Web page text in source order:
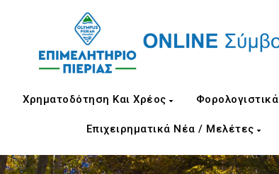
Χρηματοδότηση Και Χρέος Φορολογιστικά
Επιχειρηματικά Νέα / Μελέτες